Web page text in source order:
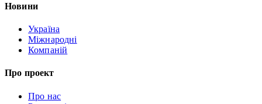
Новини
Україна
Міжнародні
Компаній
Про проект
Про нас